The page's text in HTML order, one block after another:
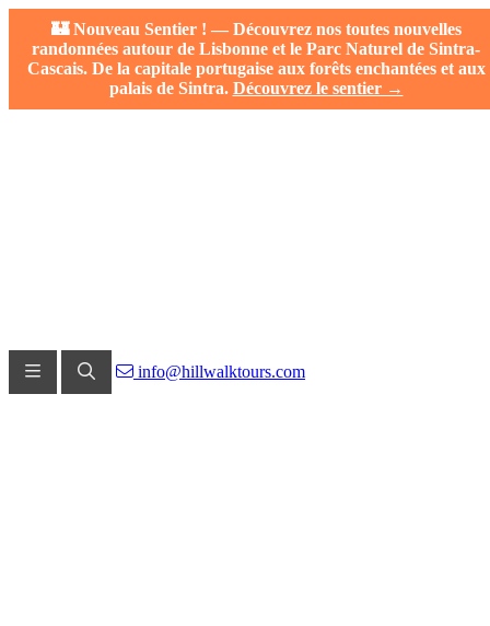
🏰 Nouveau Sentier ! — Découvrez nos toutes nouvelles
randonnées autour de Lisbonne et le Parc Naturel de Sintra-
Cascais. De la capitale portugaise aux forêts enchantées et aux
palais de Sintra. Découvrez le sentier →
info@hillwalktours.com